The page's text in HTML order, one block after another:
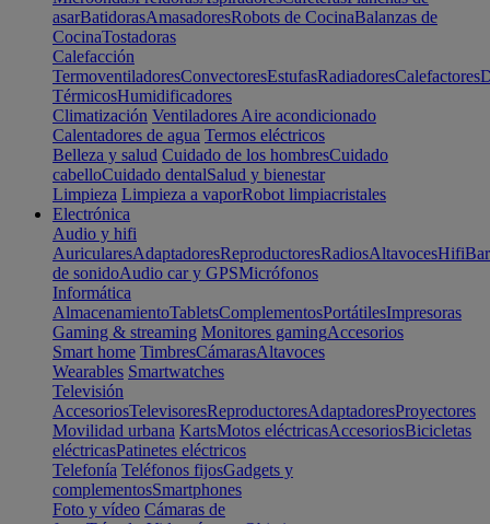
asarBatidorasAmasadoresRobots de CocinaBalanzas de
CocinaTostadoras
Calefacción
TermoventiladoresConvectoresEstufasRadiadoresCalefactores
TérmicosHumidificadores
Climatización Ventiladores Aire acondicionado
Calentadores de agua Termos eléctricos
Belleza y salud Cuidado de los hombresCuidado
cabelloCuidado dentalSalud y bienestar
Limpieza Limpieza a vaporRobot limpiacristales
Electrónica
Audio y hifi
AuricularesAdaptadoresReproductoresRadiosAltavocesHifi
de sonidoAudio car y GPSMicrófonos
Informática
AlmacenamientoTabletsComplementosPortátilesImpresoras
Gaming & streaming Monitores gamingAccesorios
Smart home TimbresCámarasAltavoces
Wearables Smartwatches
Televisión
AccesoriosTelevisoresReproductoresAdaptadoresProyectores
Movilidad urbana KartsMotos eléctricasAccesoriosBicicletas
eléctricasPatinetes eléctricos
Telefonía Teléfonos fijosGadgets y
complementosSmartphones
Foto y vídeo Cámaras de